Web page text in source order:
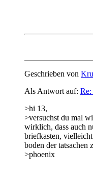
Geschrieben von
Als Antwort auf: Re:
>hi 13,
>versuchst du mal
wirklich, dass auch
briefkasten,
boden der tatsachen
>phoenix